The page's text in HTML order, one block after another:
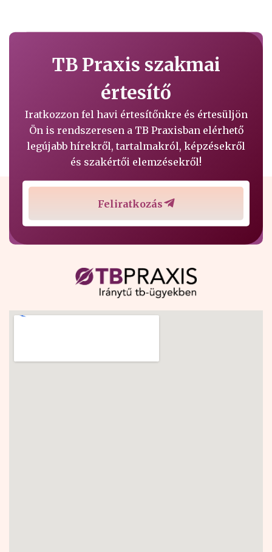
TB Praxis szakmai
értesítő
Iratkozzon fel havi értesítőnkre és értesüljön
Ön is rendszeresen a TB Praxisban elérhető
legújabb hírekről, tartalmakról, képzésekről
és szakértői elemzésekről!
Feliratkozás